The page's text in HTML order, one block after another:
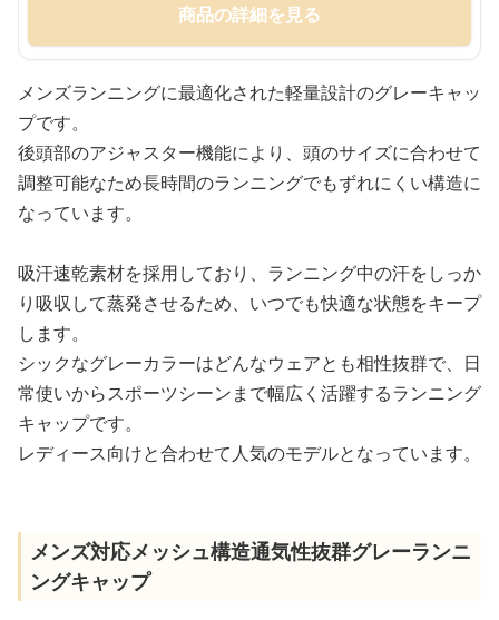
商品の詳細を見る
メンズランニングに最適化された軽量設計のグレーキャッ
プです。
後頭部のアジャスター機能により、頭のサイズに合わせて
調整可能なため長時間のランニングでもずれにくい構造に
なっています。
吸汗速乾素材を採用しており、ランニング中の汗をしっか
り吸収して蒸発させるため、いつでも快適な状態をキープ
します。
シックなグレーカラーはどんなウェアとも相性抜群で、日
常使いからスポーツシーンまで幅広く活躍するランニング
キャップです。
レディース向けと合わせて人気のモデルとなっています。
メンズ対応メッシュ構造通気性抜群グレーランニ
ングキャップ